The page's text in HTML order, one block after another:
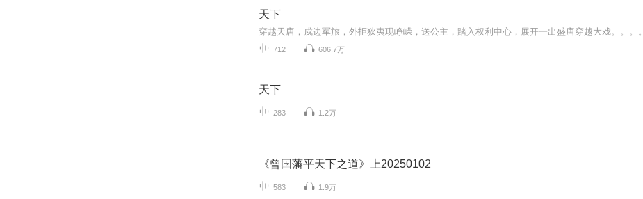
天下
穿越天唐，戍边军旅，外拒狄夷现峥嵘，送公主，踏入权利中心，展开一出盛唐穿越大戏。。。。
712 606.7万
天下
283 1.2万
《曾国藩平天下之道》上20250102
583 1.9万